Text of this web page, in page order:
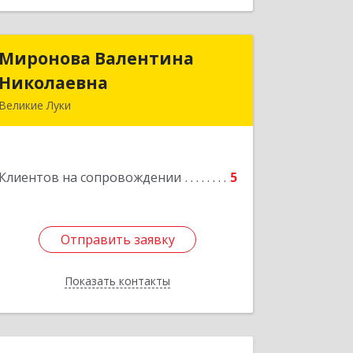
Миронова Валентина
Николаевна
Великие Луки
Клиентов на сопровождении 5
Отправить заявку
Показать контакты
Миронова Валентина
Отправить заявку
Назад